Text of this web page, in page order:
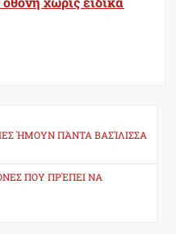
ΉΜΟΥΝ ΠΆΝΤΑ ΒΑΣΊΛΙΣΣΑ
ΠΟΥ ΠΡΈΠΕΙ ΝΑ